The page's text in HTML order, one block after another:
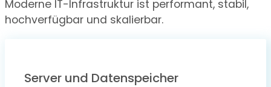
Moderne IT-Infrastruktur ist performant, stabil,
hochverfügbar und skalierbar.
Server und Datenspeicher